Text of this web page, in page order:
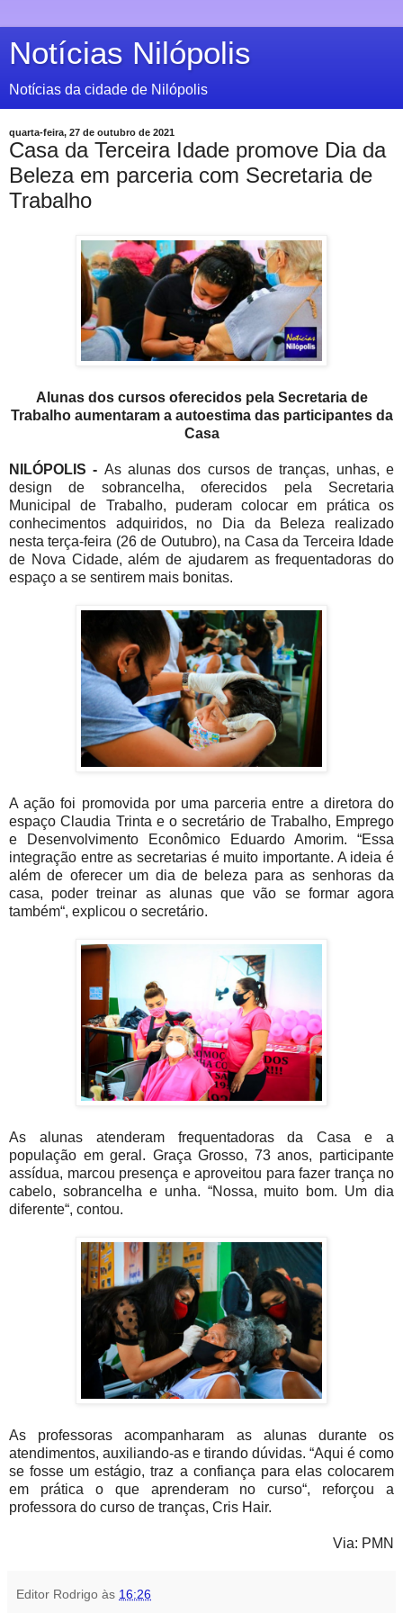
Notícias Nilópolis
Notícias da cidade de Nilópolis
quarta-feira, 27 de outubro de 2021
Casa da Terceira Idade promove Dia da
Beleza em parceria com Secretaria de
Trabalho
Alunas dos cursos oferecidos pela Secretaria de
Trabalho aumentaram a autoestima das participantes da
Casa
NILÓPOLIS - As alunas dos cursos de tranças, unhas, e
design de sobrancelha, oferecidos pela Secretaria
Municipal de Trabalho, puderam colocar em prática os
conhecimentos adquiridos, no Dia da Beleza realizado
nesta terça-feira (26 de Outubro), na Casa da Terceira Idade
de Nova Cidade, além de ajudarem as frequentadoras do
espaço a se sentirem mais bonitas.
A ação foi promovida por uma parceria entre a diretora do
espaço Claudia Trinta e o secretário de Trabalho, Emprego
e Desenvolvimento Econômico Eduardo Amorim. “Essa
integração entre as secretarias é muito importante. A ideia é
além de oferecer um dia de beleza para as senhoras da
casa, poder treinar as alunas que vão se formar agora
também“, explicou o secretário.
As alunas atenderam frequentadoras da Casa e a
população em geral. Graça Grosso, 73 anos, participante
assídua, marcou presença e aproveitou para fazer trança no
cabelo, sobrancelha e unha. “Nossa, muito bom. Um dia
diferente“, contou.
As professoras acompanharam as alunas durante os
atendimentos, auxiliando-as e tirando dúvidas. “Aqui é como
se fosse um estágio, traz a confiança para elas colocarem
em prática o que aprenderam no curso“, reforçou a
professora do curso de tranças, Cris Hair.
Via: PMN
Editor Rodrigo às 16:26